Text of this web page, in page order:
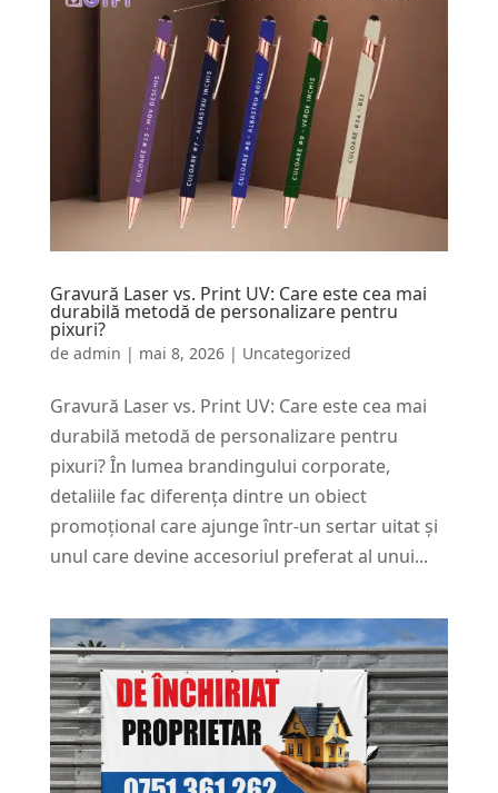
Gravură Laser vs. Print UV: Care este cea mai
durabilă metodă de personalizare pentru
pixuri?
de admin | mai 8, 2026| Uncategorized
Gravură Laser vs. Print UV: Care este cea mai
durabilă metodă de personalizare pentru
pixuri? În lumea brandingului corporate,
detaliile fac diferența dintre un obiect
promoțional care ajunge într-un sertar uitat și
unul care devine accesoriul preferat al unui...